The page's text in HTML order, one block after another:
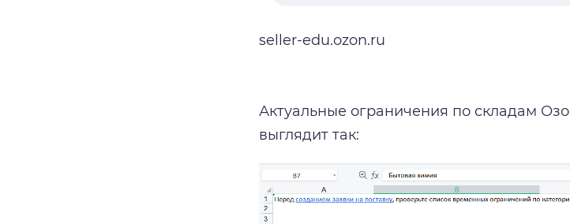
seller-edu.ozon.ru
Актуальные ограничения по складам
выглядит так: